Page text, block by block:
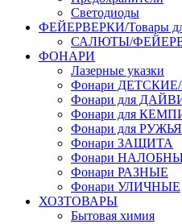
Светодиоды
ФЕЙЕРВЕРКИ/Товары
САЛЮТЫ/
ФОНАРИ
Лазерные указки
Фонари
Фонари для
Фонари для
Фонари для РУЖЬЯ
Фонари ЗАЩИТА
Фонари
Фонари РАЗНЫЕ
Фонари УЛИЧНЫЕ
ХОЗТОВАРЫ
Бытовая химия